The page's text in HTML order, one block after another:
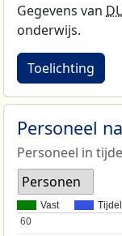
Gegevens van
onderwijs.
Toelichting
Personeel
Personeel in
Personen
Vast
60
60